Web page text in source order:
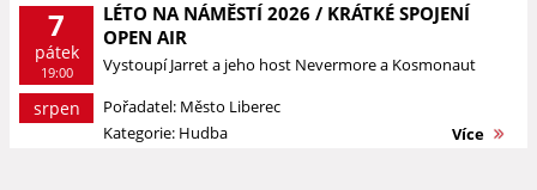
7
pátek
19:00
srpen
LÉTO NA NÁMĚSTÍ 2026 / KRÁTKÉ SPOJENÍ
OPEN AIR
Vystoupí Jarret a jeho host Nevermore a Kosmonaut
Pořadatel: Město Liberec
Kategorie: Hudba
Více